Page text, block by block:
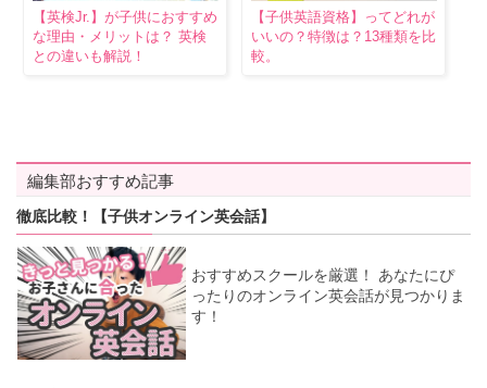
【英検Jr.】が子供におすすめ
な理由・メリットは？ 英検
との違いも解説！
【子供英語資格】ってどれが
いいの？特徴は？13種類を比
較。
編集部おすすめ記事
徹底比較！【子供オンライン英会話】
おすすめスクールを厳選！ あなたにぴ
ったりのオンライン英会話が見つかりま
す！